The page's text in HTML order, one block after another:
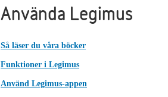
Använda Legimus
Så läser du våra böcker
Funktioner i Legimus
Använd Legimus-appen